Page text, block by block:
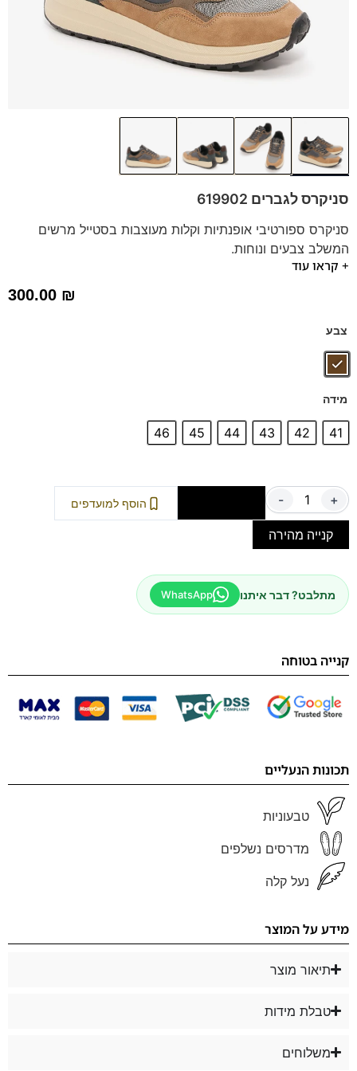
סניקרס לגברים 619902
סניקרס ספורטיבי אופנתיות וקלות מעוצבות בסטייל מרשים
המשלב צבעים ונוחות.
הסניקרס משולב בסוליה קלה ומדרס נשלף.
+ קראו עוד
300.00 ₪
צבע
מידה
41
42
43
44
45
46
- + הוסף למועדפים
קנייה מהירה
מתלבט? דבר איתנו WhatsApp
קנייה בטוחה
תכונות הנעליים
טבעוניות
מדרסים נשלפים
נעל קלה
מידע על המוצר
תיאור מוצר
טבלת מידות
משלוחים